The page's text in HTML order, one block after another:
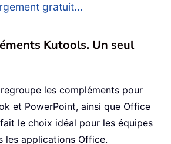
gratuit...
Kutools. Un seul
regroupe les compléments pour
et PowerPoint, ainsi que Office
le choix idéal pour les équipes
les applications Office.